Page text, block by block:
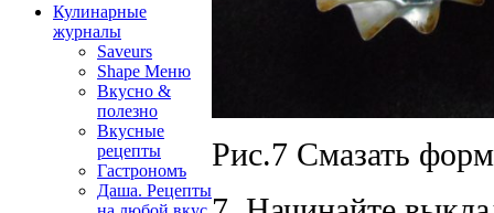
Кулинарные
журналы
Saveurs
Shape Меню
Вкусно &
полезно
Вкусные
рецепты
Гастрономъ
Даша. Рецепты
Рис.7 Смазать